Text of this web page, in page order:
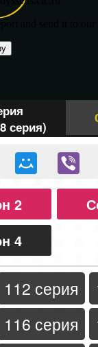
серия)
2
4
112 серия
116 серия